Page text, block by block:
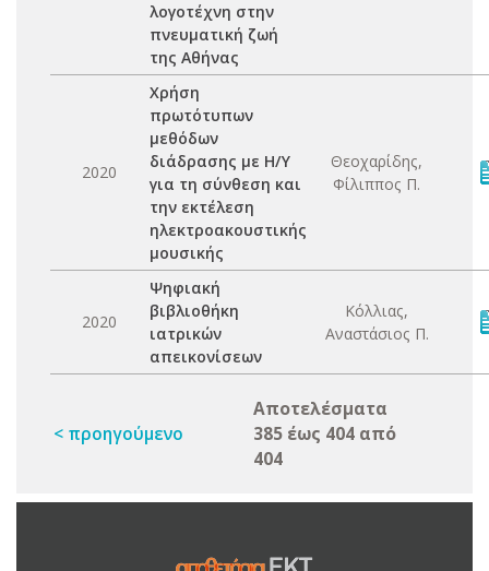
λογοτέχνη στην
πνευματική ζωή
της Αθήνας
2020
Χρήση
πρωτότυπων
μεθόδων
διάδρασης με Η/Υ
για τη σύνθεση και
την εκτέλεση
ηλεκτροακουστικής
μουσικής
Θεοχαρίδης,
Φίλιππος Π.
2020
Ψηφιακή
βιβλιοθήκη
ιατρικών
απεικονίσεων
Κόλλιας,
Αναστάσιος Π.
< προηγούμενο
Αποτελέσματα
385 έως 404 από
404